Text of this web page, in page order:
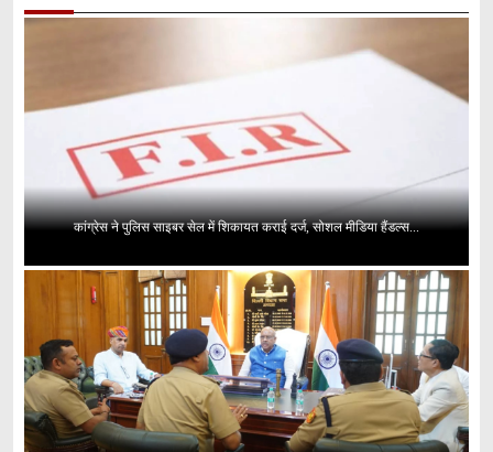
कांग्रेस ने पुलिस साइबर सेल में शिकायत कराई दर्ज, सोशल मीडिया हैंडल्स...